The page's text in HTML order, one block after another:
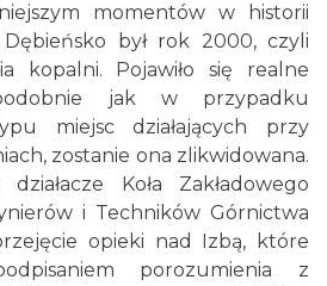
momentów w historii
był rok 2000, czyli
kopalni. Pojawiło się realne
jak w przypadku
miejsc działających przy
zostanie ona zlikwidowana.
Koła Zakładowego
i Techników Górnictwa
opieki nad Izbą, które
porozumienia z